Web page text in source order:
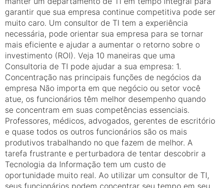
garantir que sua empresa continue competitiva pode ser
muito caro. Um consultor de TI tem a experiência
necessária, pode orientar sua empresa para se tornar
mais eficiente e ajudar a aumentar o retorno sobre o
investimento (ROI). Veja 10 maneiras que uma
Consultoria de TI pode ajudar a sua empresa: 1.
Concentração nas principais funções de negócios da
empresa Não importa em que negócio ou setor você
atue, os funcionários têm melhor desempenho quando
se concentram em suas competências essenciais.
Professores, médicos, advogados, gerentes de escritório
e quase todos os outros funcionários são os mais
produtivos trabalhando no que fazem de melhor. A
tarefa frustrante e perturbadora de tentar descobrir a
Tecnologia da Informação tem um custo de
oportunidade muito real. Ao utilizar um consultor de TI,